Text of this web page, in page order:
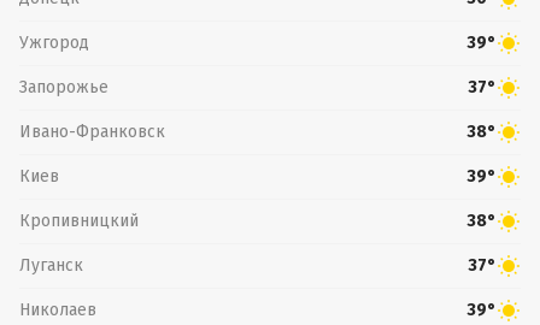
Ужгород 39°
Запорожье 37°
Ивано-Франковск 38°
Киев 39°
Кропивницкий 38°
Луганск 37°
Николаев 39°